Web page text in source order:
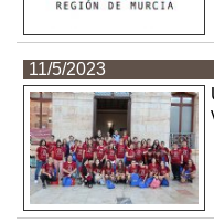
11/5/2023